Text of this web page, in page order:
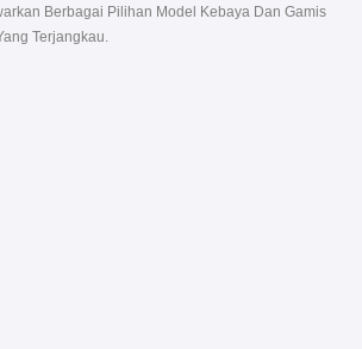
Berbagai Pilihan Model Kebaya Dan Gamis
Terjangkau.